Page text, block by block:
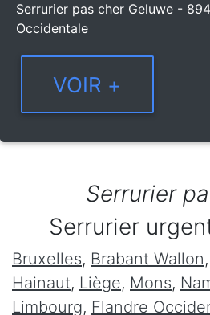
Serrurier pas cher Geluwe -
Occidentale
Serrurier
Serrurier
Bruxelles, Brabant Wallon,
Hainaut, Liège, Mons,
Limbourg, Flandre